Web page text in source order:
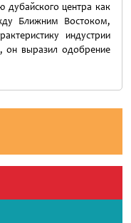
дубайского центра как
Ближним Востоком,
индустрии
выразил одобрение